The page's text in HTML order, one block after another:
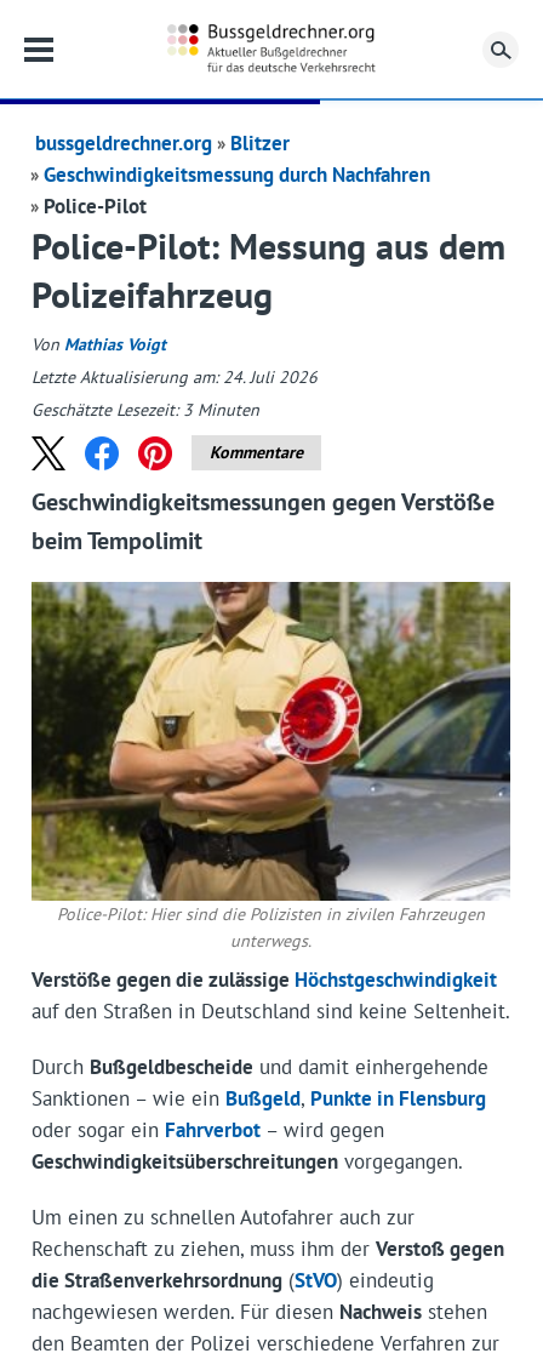
bussgeldrechner.org
Blitzer
Geschwindigkeitsmessung durch Nachfahren
Police-Pilot
Police-Pilot: Messung aus dem
Polizeifahrzeug
Von Mathias Voigt
Letzte Aktualisierung am: 24. Juli 2026
Geschätzte Lesezeit:3 Minuten
Kommentare
Geschwindigkeitsmessungen gegen Verstöße
beim Tempolimit
Police-Pilot: Hier sind die Polizisten in zivilen Fahrzeugen
unterwegs.
Verstöße gegen die zulässige Höchstgeschwindigkeit
auf den Straßen in Deutschland sind keine Seltenheit.
Durch Bußgeldbescheide und damit einhergehende
Sanktionen – wie ein Bußgeld, Punkte in Flensburg
oder sogar ein Fahrverbot– wird gegen
Geschwindigkeitsüberschreitungenvorgegangen.
Um einen zu schnellen Autofahrer auch zur
Rechenschaft zu ziehen, muss ihm der Verstoß gegen
die Straßenverkehrsordnung(StVO) eindeutig
nachgewiesen werden. Für diesen Nachweisstehen
den Beamten der Polizei verschiedene Verfahren zur